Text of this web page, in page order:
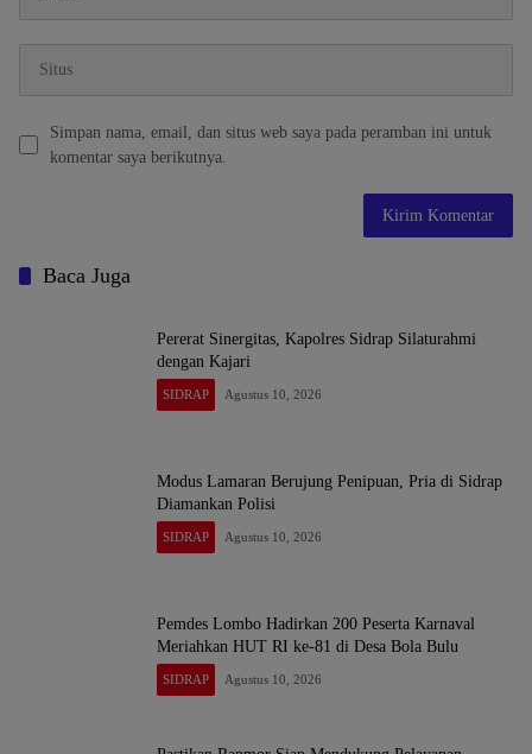
Simpan nama, email, dan situs web saya pada peramban ini untuk
komentar saya berikutnya.
Baca Juga
Pererat Sinergitas, Kapolres Sidrap Silaturahmi
dengan Kajari
SIDRAP Agustus 10, 2026
Modus Lamaran Berujung Penipuan, Pria di Sidrap
Diamankan Polisi
SIDRAP Agustus 10, 2026
Pemdes Lombo Hadirkan 200 Peserta Karnaval
Meriahkan HUT RI ke-81 di Desa Bola Bulu
SIDRAP Agustus 10, 2026